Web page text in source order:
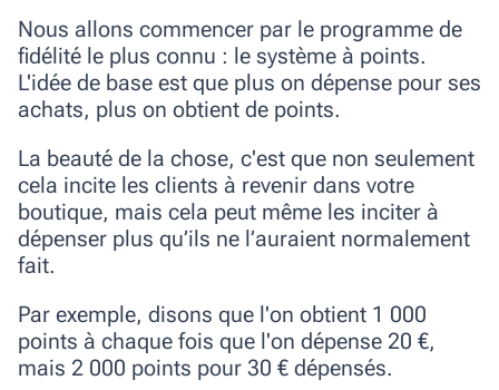
Nous allons commencer par le programme de
fidélité le plus connu : le système à points.
L'idée de base est que plus on dépense pour ses
achats, plus on obtient de points.
La beauté de la chose, c'est que non seulement
cela incite les clients à revenir dans votre
boutique, mais cela peut même les inciter à
dépenser plus qu’ils ne l’auraient normalement
fait.
Par exemple, disons que l'on obtient 1 000
points à chaque fois que l'on dépense 20 €,
mais 2 000 points pour 30 € dépensés.